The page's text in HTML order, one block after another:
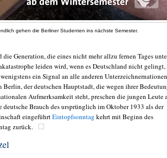
gehen die Berliner Studenten ins nächste Semester.
Generation, die eines nicht mehr allzu fernen Tages
leiden wird, wenn es Deutschland nicht
ein Signal an alle anderen Unterzeichnernationen
Berlin, der deutschen Hauptstadt, die wegen ihrer
Aufmerksamkeit steht, preschen die jungen Leute
Brauch des ursprünglich im Oktober 1933 als der
eingeführtEintopfsonntag kehrt mit Beginn des
zurück.